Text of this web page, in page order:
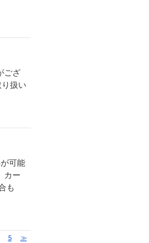
ござ
扱い
可能
カー
も
5 ≫